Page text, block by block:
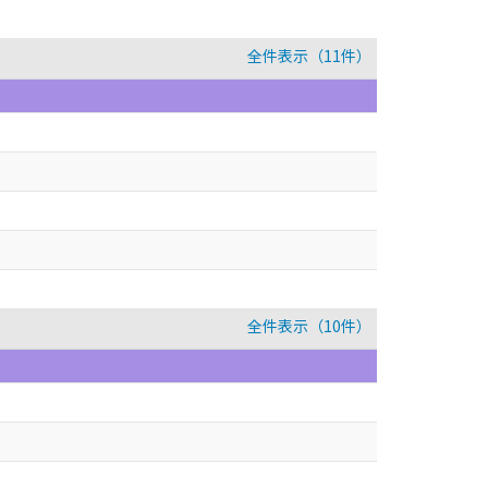
全件表示（11件）
全件表示（10件）